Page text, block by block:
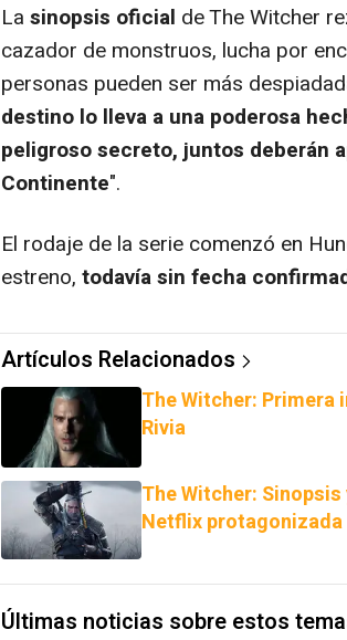
La sinopsis oficial de The Witcher
cazador de monstruos, lucha por
personas pueden ser más
destino lo lleva a una poderosa
peligroso secreto, juntos deberán
Continente".
El rodaje de la serie comenzó en
estreno, todavía sin fecha
Artículos Relacionados
The Witcher: Primera
Rivia
The Witcher:
Netflix protagonizada
Últimas noticias sobre estos